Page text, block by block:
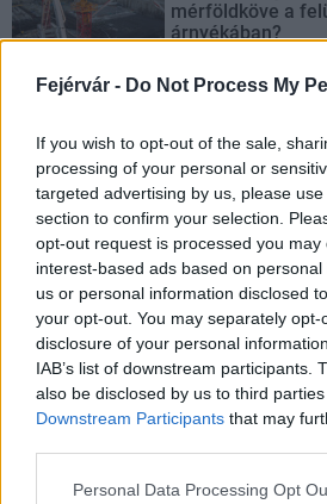
Fejérvár - Do Not Process My
If you wish to opt-out of the sale,
processing of your personal or
targeted advertising by us, please
section to confirm your selection.
opt-out request is processed you may
interest-based ads based on
us or personal information disclosed
your opt-out. You may separately
disclosure of your personal
IAB’s list of downstream participants.
also be disclosed by us to third
Downstream Participants that may
Please note that this website/app
Personal Data Processing Opt
mérföldköve a
árnyékában?
közelében lévő
Látlelet a hazai
Egyetlen, fél
múlt Bicske
Épített öröksége
Mohács a csata
évfordulójára